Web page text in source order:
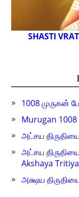
SHASTI
1008 முருகன்
Murugan
அட்சய
அட்சய
Akshaya Tritiya
அக்ஷய